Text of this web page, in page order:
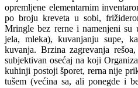
opremljene elementarnim
po broju kreveta u sobi,
Mringle bez rerne i namenjeni su
jela, mleka), kuvanjanju supe,
kuvanja. Brzina zagrevanja
subjektivan osećaj na koji
kuhinji postoji šporet, rerna nije
tušem (većina sa, ali ponegde i